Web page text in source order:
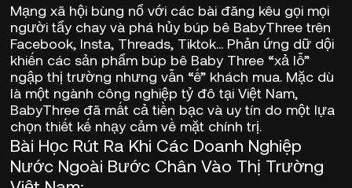
Mạng xã hội bùng nổ với các bài đăng kêu gọi mọi
người tẩy chay và phá hủy búp bê BabyThree trên
Facebook, Insta, Threads, Tiktok… Phản ứng dữ dội
khiến các sản phẩm búp bê Baby Three “xả lỗ”
ngập thị trường nhưng vẫn “ế” khách mua. Mặc dù
là một ngành công nghiệp tỷ đô tại Việt Nam,
BabyThree đã mất cả tiền bạc và uy tín do một lựa
chọn thiết kế nhạy cảm về mặt chính trị.
Bài Học Rút Ra Khi Các Doanh Nghiệp
Nước Ngoài Bước Chân Vào Thị Trường